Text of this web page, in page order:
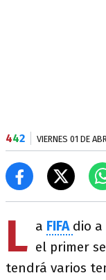
442 VIERNES 01 DE
L a FIFA dio
el primer
tendrá varios